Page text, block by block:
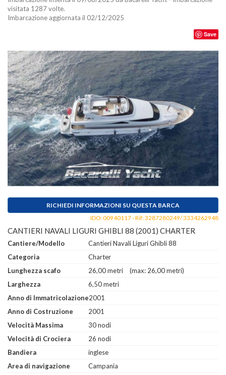
visitata 1287 volte.
Imbarcazione aggiornata il 02/12/2025
Save
RICHIEDI INFORMAZIONI SU QUESTA BARCA
IDO: 00940117 - Rif: 3287280249/ 3334262948
CANTIERI NAVALI LIGURI GHIBLI 88 (2001) CHARTER
Cantiere/Modello
Cantieri Navali Liguri Ghibli 88
Categoria
Charter
Lunghezza scafo
26,00 metri
(max: 26,00 metri)
Larghezza
6,50 metri
Anno di Immatricolazione2001
Anno di Costruzione
2001
Velocità Massima
30 nodi
Velocità di Crociera
26 nodi
Bandiera
inglese
Area di navigazione
Campania